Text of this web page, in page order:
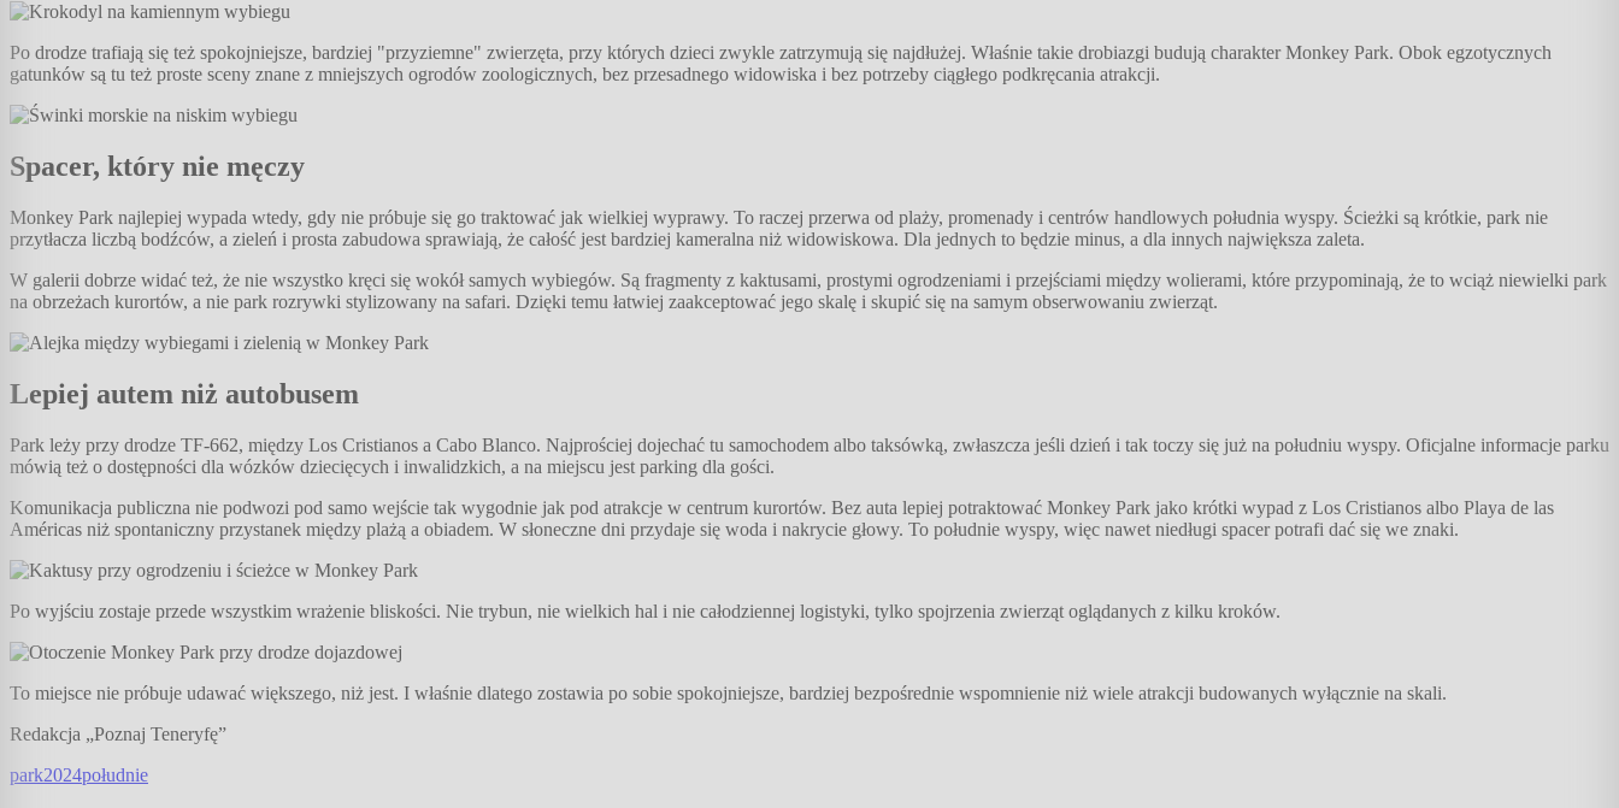
Po drodze trafiają się też spokojniejsze, bardziej "przyziemne" zwierzęta, przy których dzieci zwykle zatrzymują się najdłużej. Właśnie takie drobiazgi budują charakter Monkey Park. Obok egzotycznych
gatunków są tu też proste sceny znane z mniejszych ogrodów zoologicznych, bez przesadnego widowiska i bez potrzeby ciągłego podkręcania atrakcji.
Spacer, który nie męczy
Monkey Park najlepiej wypada wtedy, gdy nie próbuje się go traktować jak wielkiej wyprawy. To raczej przerwa od plaży, promenady i centrów handlowych południa wyspy. Ścieżki są krótkie, park nie
przytłacza liczbą bodźców, a zieleń i prosta zabudowa sprawiają, że całość jest bardziej kameralna niż widowiskowa. Dla jednych to będzie minus, a dla innych największa zaleta.
W galerii dobrze widać też, że nie wszystko kręci się wokół samych wybiegów. Są fragmenty z kaktusami, prostymi ogrodzeniami i przejściami między wolierami, które przypominają, że to wciąż niewielki park
na obrzeżach kurortów, a nie park rozrywki stylizowany na safari. Dzięki temu łatwiej zaakceptować jego skalę i skupić się na samym obserwowaniu zwierząt.
Lepiej autem niż autobusem
Park leży przy drodze TF-662, między Los Cristianos a Cabo Blanco. Najprościej dojechać tu samochodem albo taksówką, zwłaszcza jeśli dzień i tak toczy się już na południu wyspy. Oficjalne informacje parku
mówią też o dostępności dla wózków dziecięcych i inwalidzkich, a na miejscu jest parking dla gości.
Komunikacja publiczna nie podwozi pod samo wejście tak wygodnie jak pod atrakcje w centrum kurortów. Bez auta lepiej potraktować Monkey Park jako krótki wypad z Los Cristianos albo Playa de las
Américas niż spontaniczny przystanek między plażą a obiadem. W słoneczne dni przydaje się woda i nakrycie głowy. To południe wyspy, więc nawet niedługi spacer potrafi dać się we znaki.
Po wyjściu zostaje przede wszystkim wrażenie bliskości. Nie trybun, nie wielkich hal i nie całodziennej logistyki, tylko spojrzenia zwierząt oglądanych z kilku kroków.
To miejsce nie próbuje udawać większego, niż jest. I właśnie dlatego zostawia po sobie spokojniejsze, bardziej bezpośrednie wspomnienie niż wiele atrakcji budowanych wyłącznie na skali.
Redakcja „Poznaj Teneryfę”
park2024południe